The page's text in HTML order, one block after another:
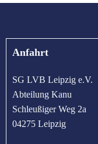
Anfahrt
SG LVB Leipzig e.V.
Abteilung Kanu
Schleußiger Weg 2a
04275 Leipzig